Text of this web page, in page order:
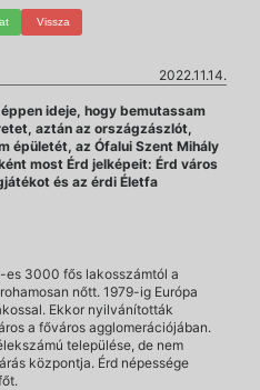
Vissza
2022.11.14.
ideje, hogy bemutassam
aztán az országzászlót,
épületét, az Ófalui Szent Mihály
most Érd jelképeit: Érd város
és az érdi Életfa
es 3000 fős lakosszámtól a
nőtt. 1979-ig Európa
Ekkor nyilvánították
a főváros agglomerációjában.
települése, de nem
központja. Érd népessége